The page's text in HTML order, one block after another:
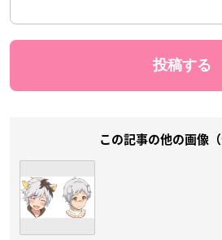
この記事の他の画像（